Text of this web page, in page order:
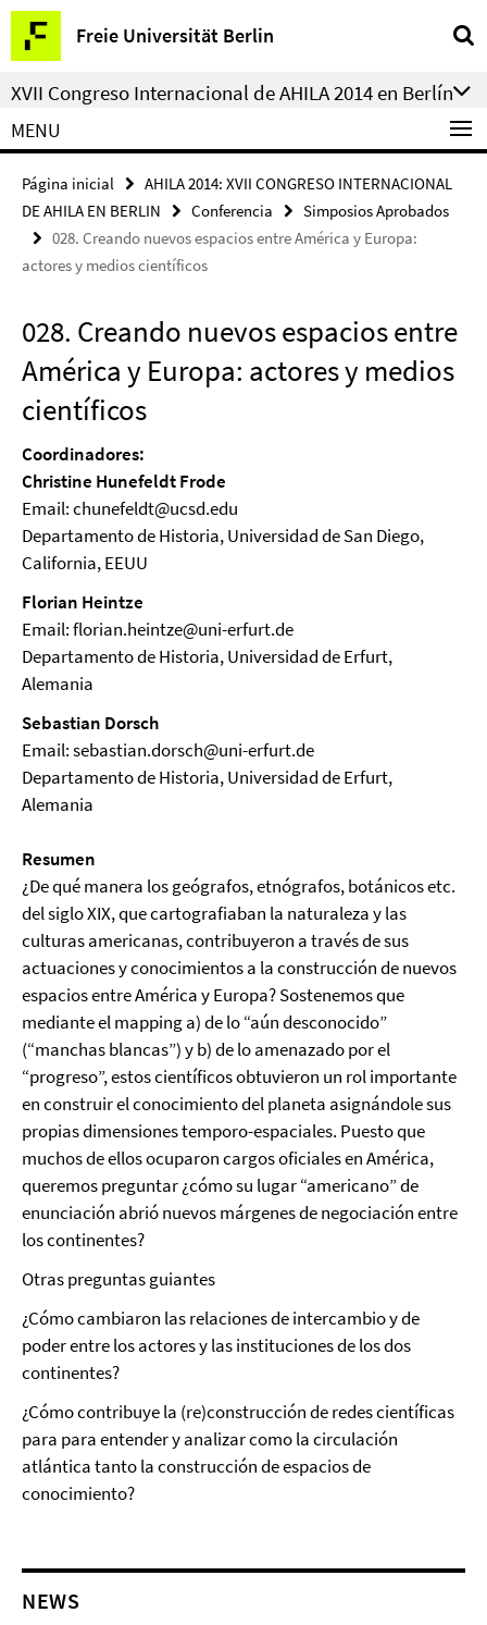
Springe
direkt
zu
Inhalt
Freie Universität Berlin
Herramientas
de
navegación
XVII Congreso Internacional de AHILA 2014 en Berlín
MENU
Página inicial
AHILA 2014: XVII CONGRESO INTERNACIONAL
DE AHILA EN BERLIN
Conferencia
Simposios Aprobados
028. Creando nuevos espacios entre América y Europa:
actores y medios científicos
028. Creando nuevos espacios entre
América y Europa: actores y medios
científicos
Coordinadores:
Christine Hunefeldt Frode
Email: chunefeldt@ucsd.edu
Departamento de Historia, Universidad de San Diego,
California, EEUU
Florian Heintze
Email: florian.heintze@uni-erfurt.de
Departamento de Historia, Universidad de Erfurt,
Alemania
Sebastian Dorsch
Email: sebastian.dorsch@uni-erfurt.de
Departamento de Historia, Universidad de Erfurt,
Alemania
Resumen
¿De qué manera los geógrafos, etnógrafos, botánicos etc.
del siglo XIX, que cartografiaban la naturaleza y las
culturas americanas, contribuyeron a través de sus
actuaciones y conocimientos a la construcción de nuevos
espacios entre América y Europa? Sostenemos que
mediante el mapping a) de lo “aún desconocido”
(“manchas blancas”) y b) de lo amenazado por el
“progreso”, estos científicos obtuvieron un rol importante
en construir el conocimiento del planeta asignándole sus
propias dimensiones temporo-espaciales. Puesto que
muchos de ellos ocuparon cargos oficiales en América,
queremos preguntar ¿cómo su lugar “americano” de
enunciación abrió nuevos márgenes de negociación entre
los continentes?
Otras preguntas guiantes
¿Cómo cambiaron las relaciones de intercambio y de
poder entre los actores y las instituciones de los dos
continentes?
¿Cómo contribuye la (re)construcción de redes científicas
para para entender y analizar como la circulación
atlántica tanto la construcción de espacios de
conocimiento?
NEWS